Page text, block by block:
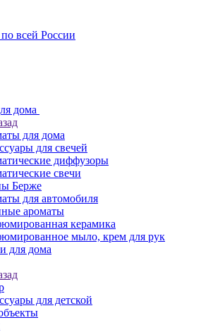
всей России
дома
для дома
для свечей
диффузоры
свечи
Берже
для автомобиля
ароматы
керамика
мыло, крем для рук
для дома
для детской